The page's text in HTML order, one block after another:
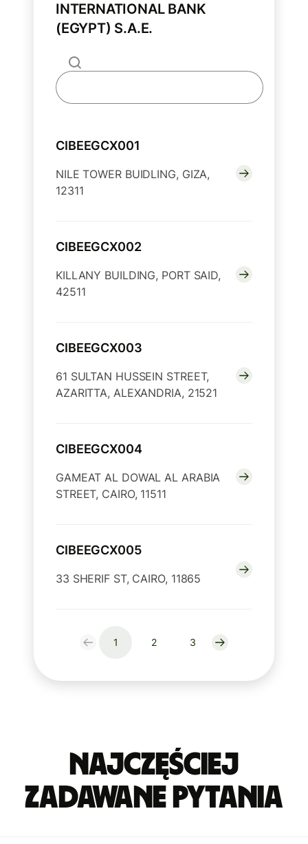
INTERNATIONAL BANK
(EGYPT) S.A.E.
CIBEEGCX001
NILE TOWER BUIDLING, GIZA,
12311
CIBEEGCX002
KILLANY BUILDING, PORT SAID,
42511
CIBEEGCX003
61 SULTAN HUSSEIN STREET,
AZARITTA, ALEXANDRIA, 21521
CIBEEGCX004
GAMEAT AL DOWAL AL ARABIA
STREET, CAIRO, 11511
CIBEEGCX005
33 SHERIF ST, CAIRO, 11865
1 2 3
Najczęściej
zadawane pytania